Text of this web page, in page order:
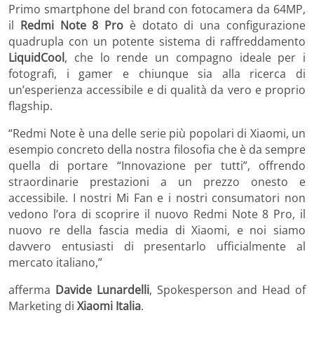
Primo smartphone del brand con fotocamera da 64MP,
il Redmi Note 8 Pro è dotato di una configurazione
quadrupla con un potente sistema di raffreddamento
LiquidCool, che lo rende un compagno ideale per i
fotografi, i gamer e chiunque sia alla ricerca di
un’esperienza accessibile e di qualità da vero e proprio
flagship.
“Redmi Note è una delle serie più popolari di Xiaomi, un
esempio concreto della nostra filosofia che è da sempre
quella di portare “Innovazione per tutti”, offrendo
straordinarie prestazioni a un prezzo onesto e
accessibile. I nostri Mi Fan e i nostri consumatori non
vedono l’ora di scoprire il nuovo Redmi Note 8 Pro, il
nuovo re della fascia media di Xiaomi, e noi siamo
davvero entusiasti di presentarlo ufficialmente al
mercato italiano,”
afferma Davide Lunardelli, Spokesperson and Head of
Marketing di Xiaomi Italia.